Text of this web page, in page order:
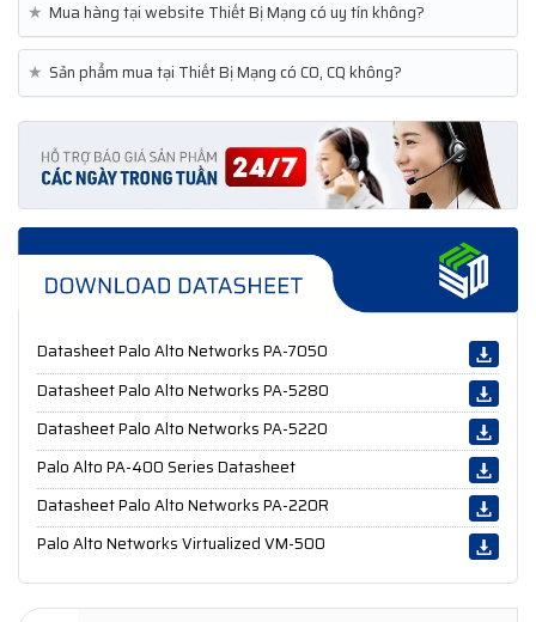
★ Mua hàng tại website Thiết Bị Mạng có uy tín không?
★ Sản phẩm mua tại Thiết Bị Mạng có CO, CQ không?
Datasheet Palo Alto Networks PA-7050
Datasheet Palo Alto Networks PA-5280
Datasheet Palo Alto Networks PA-5220
Palo Alto PA-400 Series Datasheet
Datasheet Palo Alto Networks PA-220R
Palo Alto Networks Virtualized VM-500